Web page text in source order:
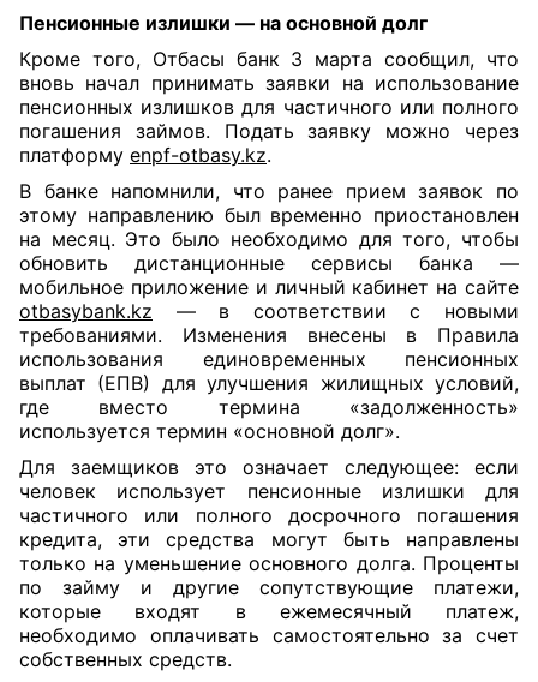
Пенсионные излишки — на основной долг
Кроме того, Отбасы банк 3 марта сообщил, что
вновь начал принимать заявки на использование
пенсионных излишков для частичного или полного
погашения займов. Подать заявку можно через
платформу enpf-otbasy.kz.
В банке напомнили, что ранее прием заявок по
этому направлению был временно приостановлен
на месяц. Это было необходимо для того, чтобы
обновить дистанционные сервисы банка —
мобильное приложение и личный кабинет на сайте
otbasybank.kz — в соответствии с новыми
требованиями. Изменения внесены в Правила
использования единовременных пенсионных
выплат (ЕПВ) для улучшения жилищных условий,
где вместо термина «задолженность»
используется термин «основной долг».
Для заемщиков это означает следующее: если
человек использует пенсионные излишки для
частичного или полного досрочного погашения
кредита, эти средства могут быть направлены
только на уменьшение основного долга. Проценты
по займу и другие сопутствующие платежи,
которые входят в ежемесячный платеж,
необходимо оплачивать самостоятельно за счет
собственных средств.